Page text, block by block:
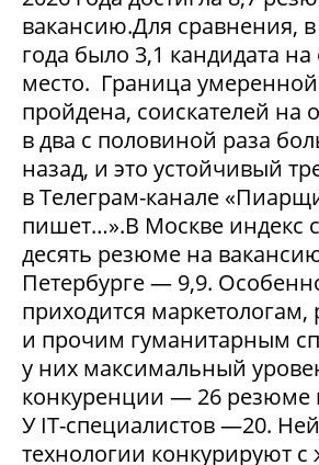
вакансию.Для сравнения,
года было 3,1 кандидата
место. Граница
пройдена, соискателей на
в два с половиной раза
назад, и это устойчивый
в Телеграм-канале
пишет…».В Москве индекс
десять резюме на
Петербурге — 9,9.
приходится
и прочим гуманитарным
у них максимальный
конкуренции — 26 резюме
У IT-специалистов —20.
технологии конкурируют